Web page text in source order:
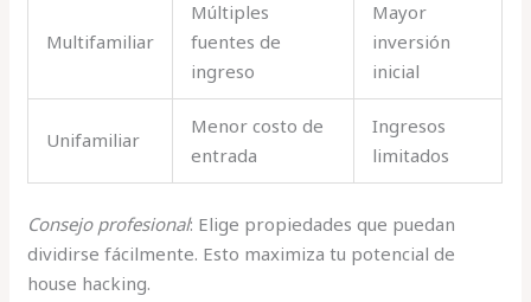
Multifamiliar
Múltiples
fuentes de
ingreso
Mayor
inversión
inicial
Unifamiliar
Menor costo de
entrada
Ingresos
limitados
Consejo profesional: Elige propiedades que puedan
dividirse fácilmente. Esto maximiza tu potencial de
house hacking.